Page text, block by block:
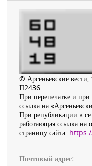
© Арсеньевские
П2436
При перепечатке и
ссылка на
При републикации в
работающая ссылка на
страницу сайта:
Почтовый адрес: